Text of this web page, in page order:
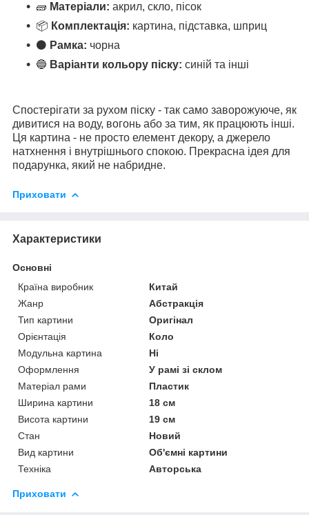
🧱 Матеріали: акрил, скло, пісок
📦 Комплектація: картина, підставка, шприц
⚫ Рамка: чорна
🔵 Варіанти кольору піску: синій та інші
Спостерігати за рухом піску - так само заворожуюче, як
дивитися на воду, вогонь або за тим, як працюють інші.
Ця картина - не просто елемент декору, а джерело
натхнення і внутрішнього спокою. Прекрасна ідея для
подарунка, який не набридне.
Приховати
Характеристики
Основні
Країна виробник
Китай
Жанр
Абстракція
Тип картини
Оригінал
Орієнтація
Коло
Модульна картина
Ні
Оформлення
У рамі зі склом
Матеріал рами
Пластик
Ширина картини
18 см
Висота картини
19 см
Стан
Новий
Вид картини
Об'ємні картини
Техніка
Авторська
Приховати